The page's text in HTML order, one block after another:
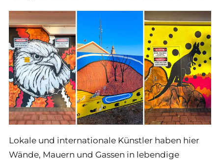
Lokale und internationale Künstler haben hier
Wände, Mauern und Gassen in lebendige